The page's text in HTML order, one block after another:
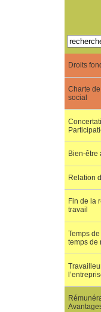
Droits
Charte de
social
Bien-être
Relation
Fin de la
travail
Temps
temps de